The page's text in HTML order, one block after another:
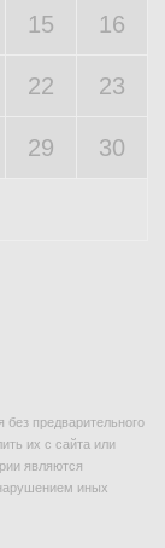
15 16
22 23
29 30
предварительного
их с сайта или
являются
иных